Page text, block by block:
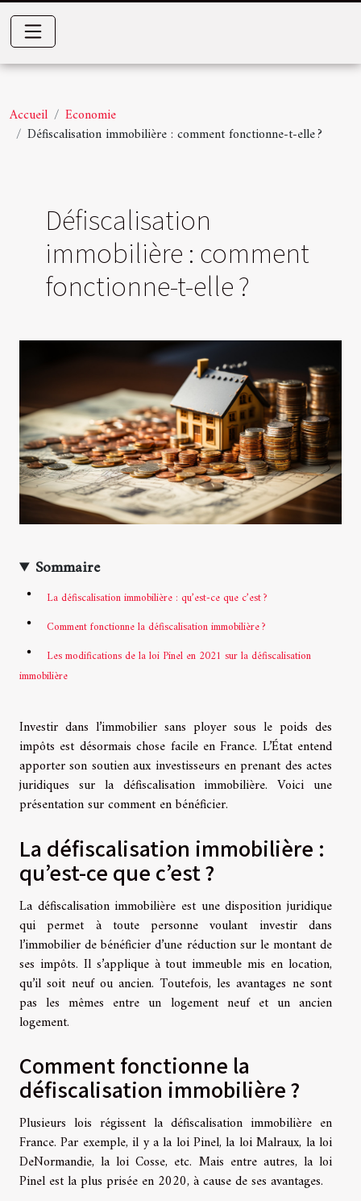
Accueil
Economie
Défiscalisation immobilière : comment fonctionne-t-elle ?
Défiscalisation
immobilière : comment
fonctionne-t-elle ?
Sommaire
La défiscalisation immobilière : qu’est-ce que c’est ?
Comment fonctionne la défiscalisation immobilière ?
Les modifications de la loi Pinel en 2021 sur la défiscalisation
immobilière
Investir dans l’immobilier sans ployer sous le poids des
impôts est désormais chose facile en France. L’État entend
apporter son soutien aux investisseurs en prenant des actes
juridiques sur la défiscalisation immobilière. Voici une
présentation sur comment en bénéficier.
La défiscalisation immobilière :
qu’est-ce que c’est ?
La défiscalisation immobilière est une disposition juridique
qui permet à toute personne voulant investir dans
l’immobilier de bénéficier d’une réduction sur le montant de
ses impôts. Il s’applique à tout immeuble mis en location,
qu’il soit neuf ou ancien. Toutefois, les avantages ne sont
pas les mêmes entre un logement neuf et un ancien
logement.
Comment fonctionne la
défiscalisation immobilière ?
Plusieurs lois régissent la défiscalisation immobilière en
France. Par exemple, il y a la loi Pinel, la loi Malraux, la loi
DeNormandie, la loi Cosse, etc. Mais entre autres, la loi
Pinel est la plus prisée en 2020, à cause de ses avantages.